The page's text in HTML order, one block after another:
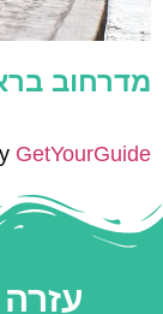
מדרחוב
GetYourGuide